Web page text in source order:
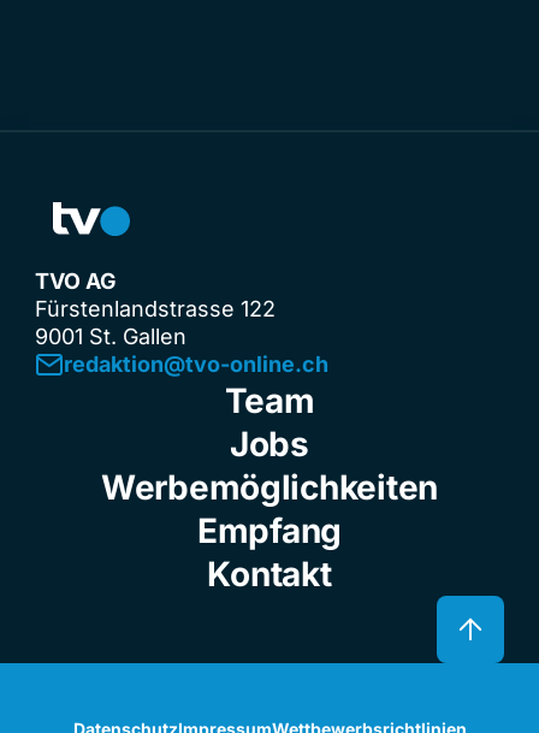
TVO AG
Fürstenlandstrasse 122
9001 St. Gallen
redaktion@tvo-online.ch
Team
Jobs
Werbemöglichkeiten
Empfang
Kontakt